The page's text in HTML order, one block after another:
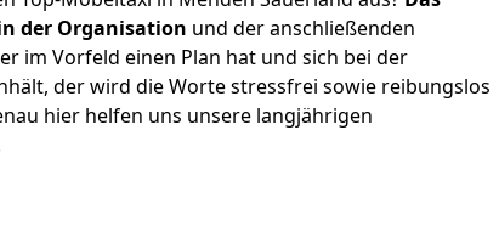
der Organisation und der anschließenden
im Vorfeld einen Plan hat und sich bei der
der wird die Worte stressfrei sowie reibungslos
hier helfen uns unsere langjährigen